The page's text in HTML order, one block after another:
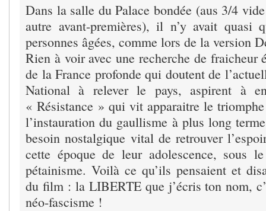
Dans la salle du Palace bondée (aus 3/4
autre avant-premières), il n’y avait quasi
personnes âgées, comme lors de la version
Rien à voir avec une recherche de fraicheur
de la France profonde qui doutent de
National à relever le pays, aspirent à
« Résistance » qui vit apparaitre le
l’instauration du gaullisme à plus long
besoin nostalgique vital de retrouver
cette époque de leur adolescence, sous
pétainisme. Voilà ce qu’ils pensaient et
du film : la LIBERTE que j’écris ton nom,
néo-fascisme !